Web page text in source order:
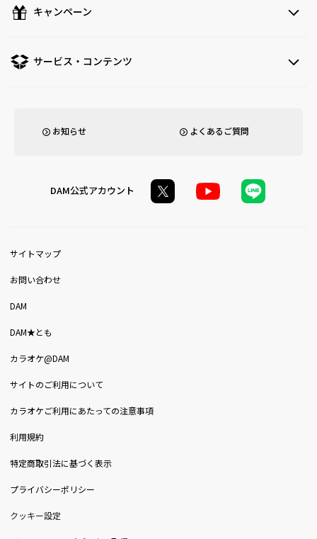
キャンペーン
サービス・コンテンツ
お知らせ よくあるご質問
DAM公式アカウント
サイトマップ
お問い合わせ
DAM
DAM★とも
カラオケ@DAM
サイトのご利用について
カラオケご利用にあたっての注意事項
利用規約
特定商取引法に基づく表示
プライバシーポリシー
クッキー設定